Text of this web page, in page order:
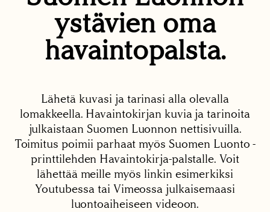
ystävien oma
havaintopalsta.
Lähetä kuvasi ja tarinasi alla olevalla
lomakkeella. Havaintokirjan kuvia ja tarinoita
julkaistaan Suomen Luonnon nettisivuilla.
Toimitus poimii parhaat myös Suomen Luonto -
printtilehden Havaintokirja-palstalle. Voit
lähettää meille myös linkin esimerkiksi
Youtubessa tai Vimeossa julkaisemaasi
luontoaiheiseen videoon.